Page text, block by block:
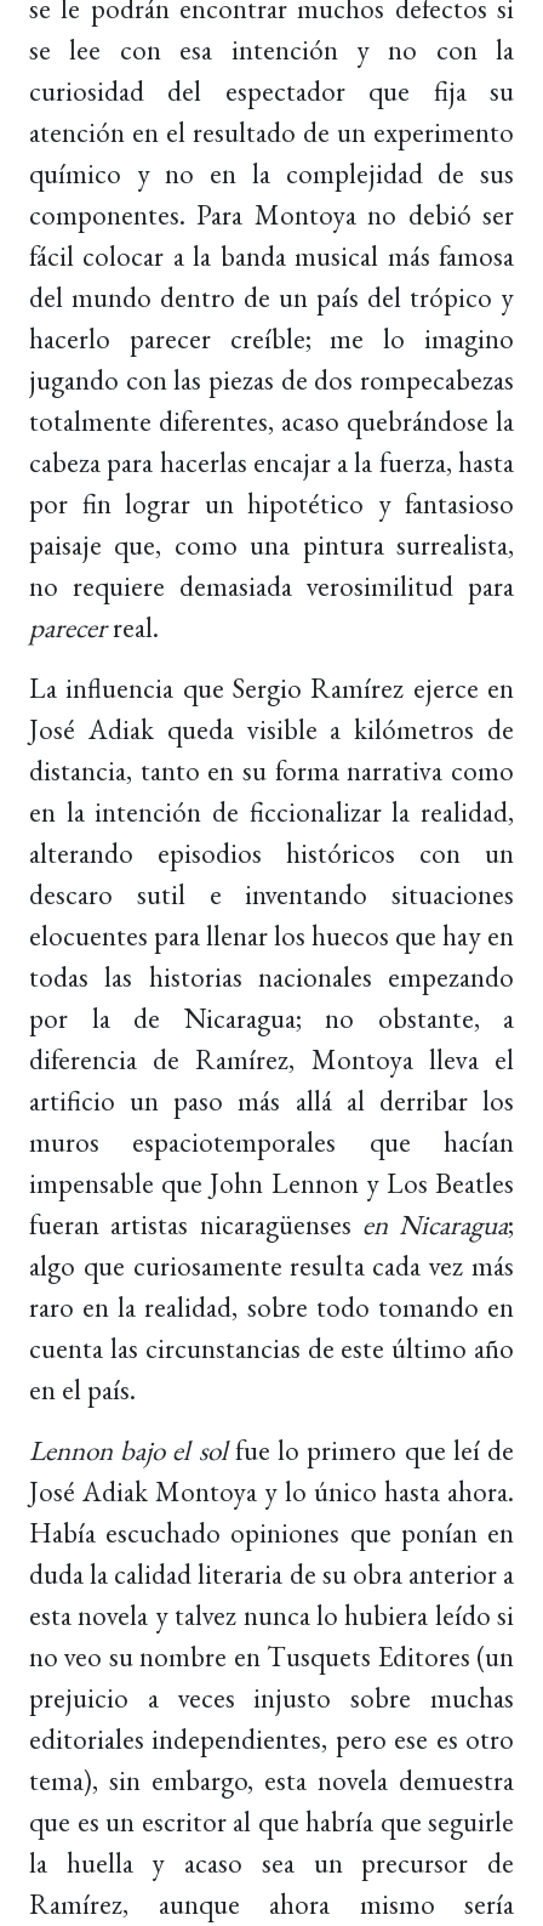
se le podrán encontrar muchos defectos si
se lee con esa intención y no con la
curiosidad del espectador que fija su
atención en el resultado de un experimento
químico y no en la complejidad de sus
componentes. Para Montoya no debió ser
fácil colocar a la banda musical más famosa
del mundo dentro de un país del trópico y
hacerlo parecer creíble; me lo imagino
jugando con las piezas de dos rompecabezas
totalmente diferentes, acaso quebrándose la
cabeza para hacerlas encajar a la fuerza, hasta
por fin lograr un hipotético y fantasioso
paisaje que, como una pintura surrealista,
no requiere demasiada verosimilitud para
parecerreal.
La influencia que Sergio Ramírez ejerce en
José Adiak queda visible a kilómetros de
distancia, tanto en su forma narrativa como
en la intención de ficcionalizar la realidad,
alterando episodios históricos con un
descaro sutil e inventando situaciones
elocuentes para llenar los huecos que hay en
todas las historias nacionales empezando
por la de Nicaragua; no obstante, a
diferencia de Ramírez, Montoya lleva el
artificio un paso más allá al derribar los
muros espaciotemporales que hacían
impensable que John Lennon y Los Beatles
fueran artistas nicaragüenses en Nicaragua;
algo que curiosamente resulta cada vez más
raro en la realidad, sobre todo tomando en
cuenta las circunstancias de este último año
en el país.
Lennon bajo el solfue lo primero que leí de
José Adiak Montoya y lo único hasta ahora.
Había escuchado opiniones que ponían en
duda la calidad literaria de su obra anterior a
esta novela y talvez nunca lo hubiera leído si
no veo su nombre en Tusquets Editores (un
prejuicio a veces injusto sobre muchas
editoriales independientes, pero ese es otro
tema), sin embargo, esta novela demuestra
que es un escritor al que habría que seguirle
la huella y acaso sea un precursor de
Ramírez, aunque ahora mismo sería